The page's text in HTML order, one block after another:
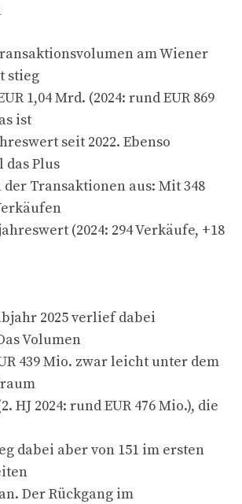
am Wiener
stieg
1,04 Mrd. (2024: rund EUR 869
ist
seit 2022. Ebenso
das Plus
Transaktionen aus: Mit 348
(2024: 294 Verkäufe, +18
2025 verlief dabei
Volumen
439 Mio. zwar leicht unter dem
HJ 2024: rund EUR 476 Mio.), die
dabei aber von 151 im ersten
Der Rückgang im